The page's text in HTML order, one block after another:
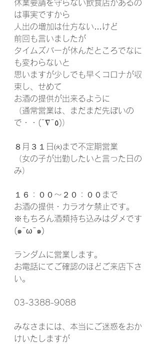
休業要請を守らない飲食店があるの
は事実ですから
人出の増加は仕方ない…けど
前回も言いましたが
タイムズバーが休んだところでなに
も変わらないと
思いますが少しでも早くコロナが収
束し、せめて
お酒の提供が出来るように
（通常営業は、まだまだ先ぽいの
で・・(¯∇¯٥)）
８月３１日㈫まで不定期営業
（女の子が出勤したいと言った日の
み）
１６：００～２０：００まで
お酒の提供・カラオケ禁止です。
※もちろん酒類持ち込みはダメです
(๑¯ω¯๑)
ランダムに営業します。
お電話にてご確認のほどご来店下さ
い。
03-3388-9088
みなさまには、本当にご迷惑をおか
けいたしますが